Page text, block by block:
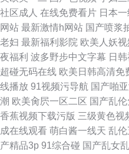
社区成人 在线免费看片 日本一
网站 最新激情h网站 国产喷浆
老妇 最新福利影院 欧美人妖
夜福利 波多野步中文字幕 日
超碰无码在线 欧美日韩高清免
线播放 91视频污导航 国产啪
潮 欧美肏屄一区二区 国产乱
香蕉视频下载污版 三级黄色视
成在线观看 萌白酱一线天 乱伦
产精品3p 91综合碰 国产乱女乱